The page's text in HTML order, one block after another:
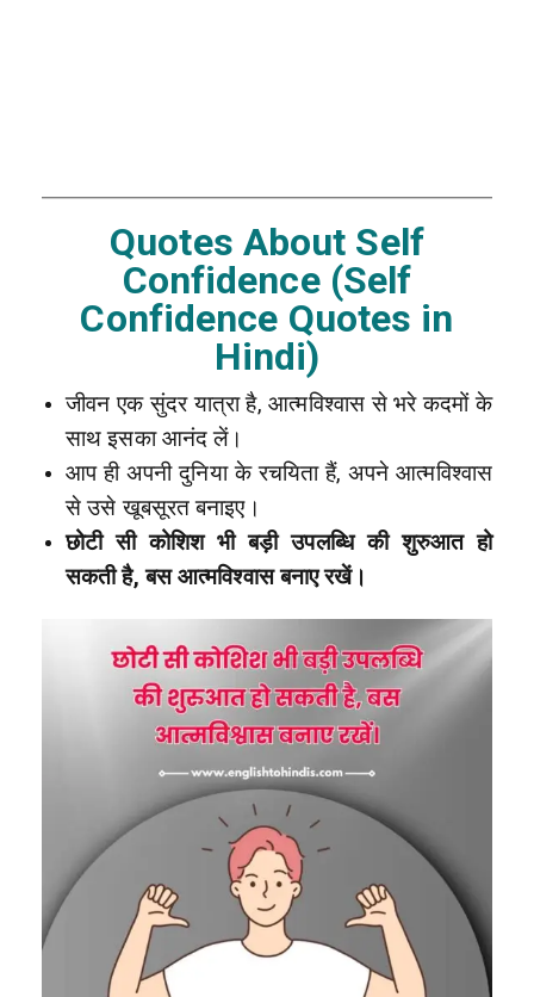
Quotes About Self
Confidence (Self
Confidence Quotes in
Hindi)
जीवन एक सुंदर यात्रा है, आत्मविश्वास से भरे कदमों के
साथ इसका आनंद लें।
आप ही अपनी दुनिया के रचयिता हैं, अपने आत्मविश्वास
से उसे खूबसूरत बनाइए।
छोटी सी कोशिश भी बड़ी उपलब्धि की शुरुआत हो
सकती है, बस आत्मविश्वास बनाए रखें।